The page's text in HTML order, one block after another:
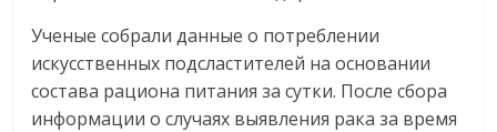
Ученые собрали данные о потреблении
искусственных подсластителей на основании
состава рациона питания за сутки. После сбора
информации о случаях выявления рака за время